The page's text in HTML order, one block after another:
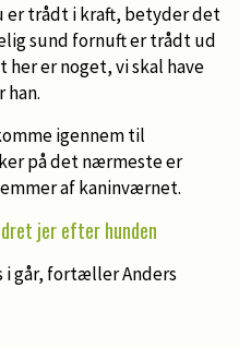
er trådt i kraft, betyder det
sund fornuft er trådt ud
er noget, vi skal have
han.
igennem til
på det nærmeste er
af kaninværnet.
jer efter hunden
i går, fortæller Anders